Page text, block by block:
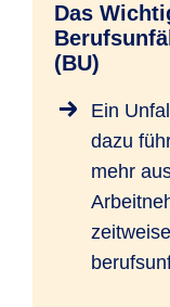
Das
(BU)
Ein
dazu
mehr